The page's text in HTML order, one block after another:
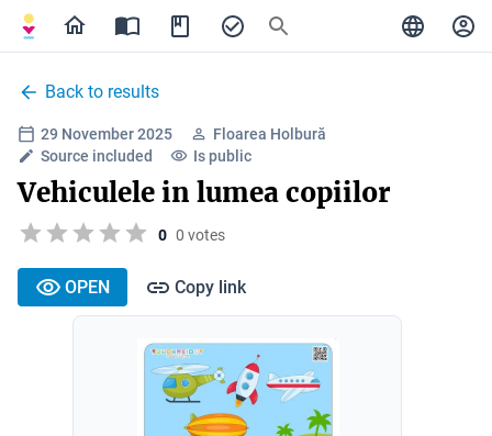
Back to results
29 November 2025
Floarea Holbură
Source included
Is public
Vehiculele in lumea copiilor
0 0 votes
OPEN Copy link